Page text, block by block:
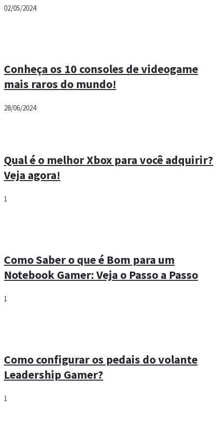
02/05/2024
Conheça os 10 consoles de videogame
mais raros do mundo!
28/06/2024
Qual é o melhor Xbox para você adquirir?
Veja agora!
1
Como Saber o que é Bom para um
Notebook Gamer: Veja o Passo a Passo
1
Como configurar os pedais do volante
Leadership Gamer?
1